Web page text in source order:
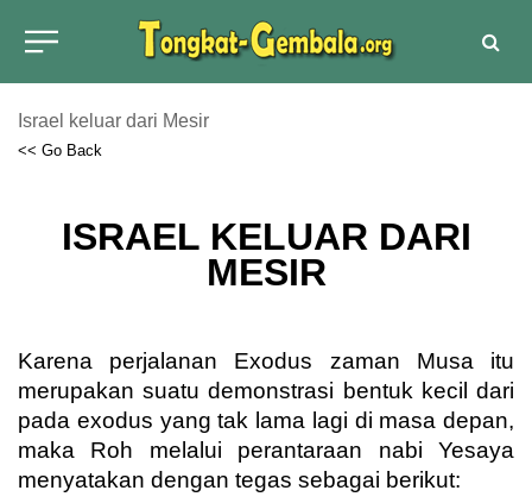
Israel keluar dari Mesir
<< Go Back
ISRAEL KELUAR DARI
MESIR
Karena perjalanan Exodus zaman Musa itu
merupakan suatu demonstrasi bentuk kecil dari
pada exodus yang tak lama lagi di masa depan,
maka Roh melalui perantaraan nabi Yesaya
menyatakan dengan tegas sebagai berikut: